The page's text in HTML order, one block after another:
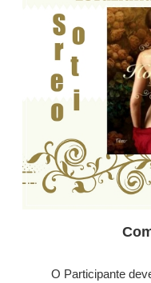
O Participante